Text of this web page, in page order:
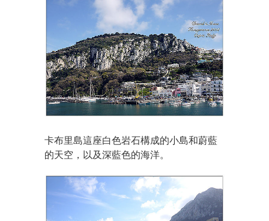
卡布里島這座白色岩石構成的小島和蔚藍
的天空，以及深藍色的海洋。